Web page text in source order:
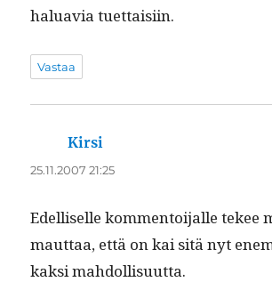
halu­avia tuettaisiin.
Vastaa
Kirsi
25.11.2007 21:25
Edel­liselle kom­men­toi­jalle tekee
maut­taa, että on kai sitä nyt
kak­si mahdollisuutta.